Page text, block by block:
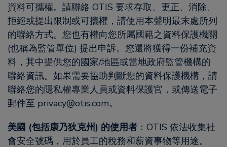
資料可攜權。請聯絡 OTIS 要求存取、更正、消除、
拒絕或提出限制或可攜權，請使用本聲明最末處所列
的聯絡方式。您也有權向您所屬國籍之資料保護機關
(也稱為監管單位) 提出申訴。您還將獲得一份補充資
料，其中提供您的國家/地區或當地政府監管機構的
聯絡資訊。如果需要協助判斷您的資料保護機構，請
聯絡您的隱私權專業人員或資料保護官，或傳送電子
郵件至 privacy@otis.com。
美國 (包括康乃狄克州) 的使用者 ：OTIS 依法收集社
會安全號碼，用於員工的稅務和薪資事物等用途。